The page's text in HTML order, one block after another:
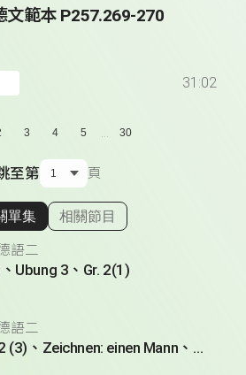
文範本 P257.269-270
31:02
3 4 5 ... 30
至第 頁
顯示相關單集
單集 相關節目
語二
Ubung 3、Gr. 2(1)
語二
Dialog 2 (3)、Zeichnen: einen Mann、Lesetext 1(1)